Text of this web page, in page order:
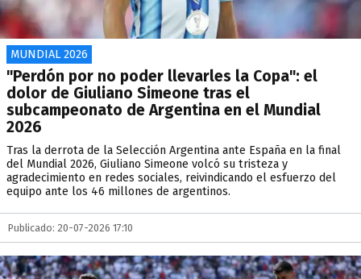
MUNDIAL 2026
"Perdón por no poder llevarles la Copa": el
dolor de Giuliano Simeone tras el
subcampeonato de Argentina en el Mundial
2026
Tras la derrota de la Selección Argentina ante España en la final
del Mundial 2026, Giuliano Simeone volcó su tristeza y
agradecimiento en redes sociales, reivindicando el esfuerzo del
equipo ante los 46 millones de argentinos.
Publicado: 20-07-2026 17:10